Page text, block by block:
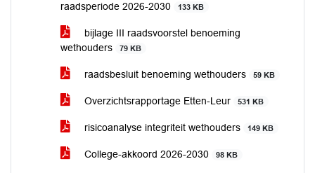
raadsperiode 2026-2030
133 KB
bijlage III raadsvoorstel benoeming
wethouders
79 KB
raadsbesluit benoeming wethouders 59 KB
Overzichtsrapportage Etten-Leur 531 KB
risicoanalyse integriteit wethouders 149 KB
College-akkoord 2026-2030 98 KB